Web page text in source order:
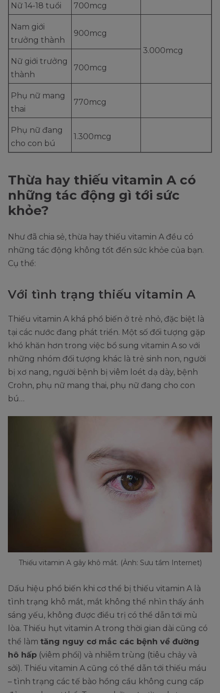
Nữ 14-18 tuổi
700mcg
Nam giới
trưởng thành
900mcg
3.000mcg
Nữ giới trưởng
thành
700mcg
Phụ nữ mang
thai
770mcg
Phụ nữ đang
cho con bú
1.300mcg
Thừa hay thiếu vitamin A có
những tác động gì tới sức
khỏe?
Như đã chia sẻ, thừa hay thiếu vitamin A đều có
những tác động không tốt đến sức khỏe của bạn.
Cụ thể:
Với tình trạng thiếu vitamin A
Thiếu vitamin A khá phổ biến ở trẻ nhỏ, đặc biệt là
tại các nước đang phát triển. Một số đối tượng gặp
khó khăn hơn trong việc bổ sung vitamin A so với
những nhóm đối tượng khác là trẻ sinh non, người
bị xơ nang, người bệnh bị viêm loét dạ dày, bệnh
Crohn, phụ nữ mang thai, phụ nữ đang cho con
bú…
Thiếu vitamin A gây khô mắt. (Ảnh: Sưu tầm Internet)
Dấu hiệu phổ biến khi cơ thể bị thiếu vitamin A là
tình trạng khô mắt, mắt không thể nhìn thấy ánh
sáng yếu, không được điều trị có thể dẫn tới mù
lòa. Thiếu hụt vitamin A trong thời gian dài cũng có
thể làm tăng nguy cơ mắc các bệnh về đường
hô hấp (viêm phổi) và nhiễm trùng (tiêu chảy và
sởi). Thiếu vitamin A cũng có thể dẫn tới thiếu máu
– tình trạng các tế bào hồng cầu không cung cấp